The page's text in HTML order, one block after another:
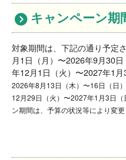
キャンペーン期
対象期間は、下記の通り予定
月1日（月）〜2026年9月30
年12月1日（火）〜2027年1
2026年8月13日（木）〜16日（日
12月29日（火）〜2027年1月3日
ン期間は、予算の状況等により変更